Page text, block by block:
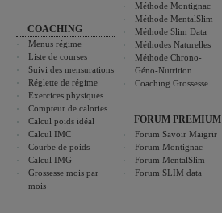
COACHING
Menus régime
Liste de courses
Suivi des mensurations
Réglette de régime
Exercices physiques
Compteur de calories
Calcul poids idéal
Calcul IMC
Courbe de poids
Calcul IMG
Grossesse mois par
mois
Méthode Montignac
Méthode MentalSlim
Méthode Slim Data
Méthodes Naturelles
Méthode Chrono-
Géno-Nutrition
Coaching Grossesse
FORUM PREMIUM
Forum Savoir Maigrir
Forum Montignac
Forum MentalSlim
Forum SLIM data